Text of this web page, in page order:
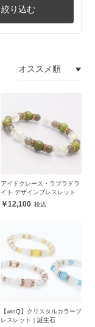
絞り込む
アイドクレース・ラブラドラ
イト デザインブレスレット
12,100
【winQ】クリスタルカラーブ
レスレット｜誕生石